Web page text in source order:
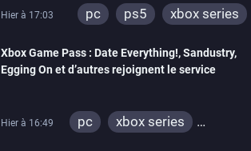
Hier à 17:03 pc ps5 xbox series
Xbox Game Pass : Date Everything!, Sandustry,
Egging On et d’autres rejoignent le service
Hier à 16:49 pc
xbox series